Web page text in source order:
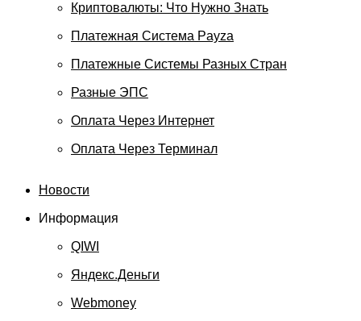
Криптовалюты: Что Нужно Знать
Платежная Система Payza
Платежные Системы Разных Стран
Разные ЭПС
Оплата Через Интернет
Оплата Через Терминал
Новости
Информация
QIWI
Яндекс.Деньги
Webmoney